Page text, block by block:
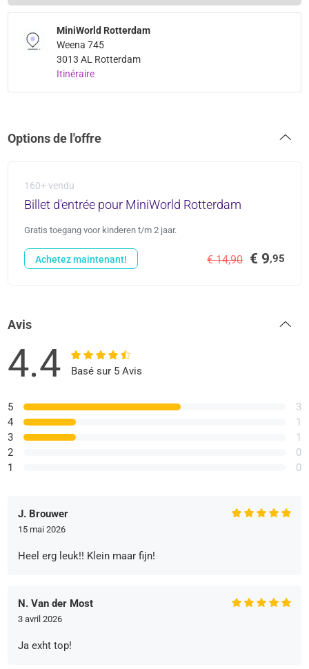
MiniWorld Rotterdam
Weena 745
3013 AL Rotterdam
Itinéraire
Options de l'offre
160+ vendu
Billet d'entrée pour MiniWorld Rotterdam
Gratis toegang voor kinderen t/m 2 jaar.
€ 14,90 € 9,95
Achetez maintenant!
Avis
4.4 Basé sur 5 Avis
5
4
3
2
1
3
1
1
0
0
J. Brouwer
15 mai 2026
Heel erg leuk!! Klein maar fijn!
N. Van der Most
3 avril 2026
Ja exht top!